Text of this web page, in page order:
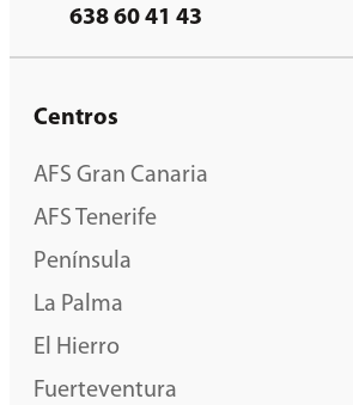
638 60 41 43
Centros
AFS Gran Canaria
AFS Tenerife
Península
La Palma
El Hierro
Fuerteventura